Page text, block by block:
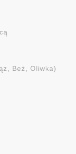
Beż, Oliwka)